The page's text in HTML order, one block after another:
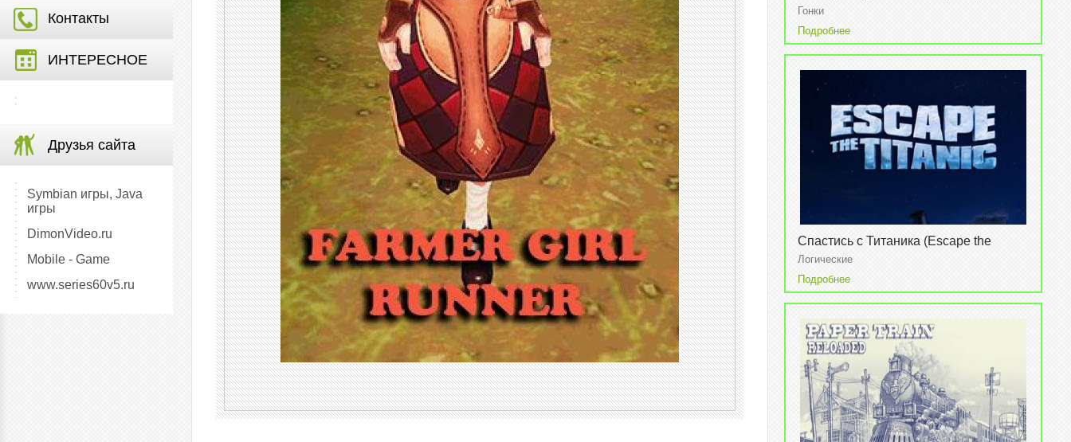
Контакты
ИНТЕРЕСНОЕ
Друзья сайта
Symbian игры, Java
игры
DimonVideo.ru
Mobile - Game
www.series60v5.ru
Гонки
Подробнее
Спастись с Титаника (Escape the
Titanic)
Логические
Подробнее